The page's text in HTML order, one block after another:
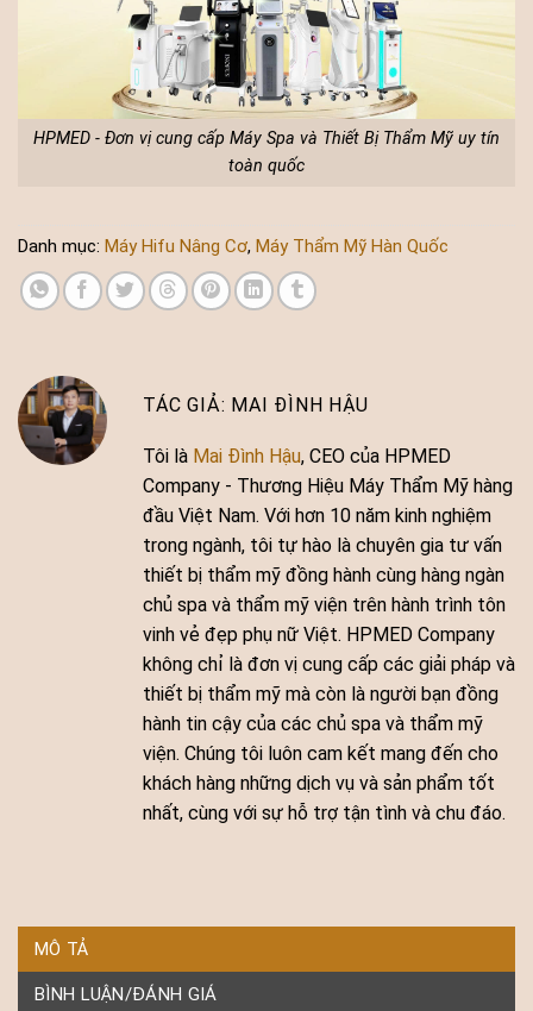
HPMED - Đơn vị cung cấp Máy Spa và Thiết Bị Thẩm Mỹ uy tín
toàn quốc
Danh mục: Máy Hifu Nâng Cơ, Máy Thẩm Mỹ Hàn Quốc
MAI ĐÌNH HẬU
Tôi là Mai Đình Hậu, CEO của HPMED
Company - Thương Hiệu Máy Thẩm Mỹ hàng
đầu Việt Nam. Với hơn 10 năm kinh nghiệm
trong ngành, tôi tự hào là chuyên gia tư vấn
thiết bị thẩm mỹ đồng hành cùng hàng ngàn
chủ spa và thẩm mỹ viện trên hành trình tôn
vinh vẻ đẹp phụ nữ Việt. HPMED Company
không chỉ là đơn vị cung cấp các giải pháp và
thiết bị thẩm mỹ mà còn là người bạn đồng
hành tin cậy của các chủ spa và thẩm mỹ
viện. Chúng tôi luôn cam kết mang đến cho
khách hàng những dịch vụ và sản phẩm tốt
nhất, cùng với sự hỗ trợ tận tình và chu đáo.
MÔ TẢ
BÌNH LUẬN/ĐÁNH GIÁ